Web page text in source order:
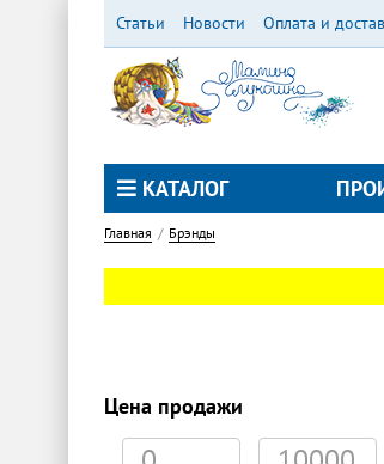
Статьи Новости Оплата и
КАТАЛОГ
Главная Брэнды
Цена продажи